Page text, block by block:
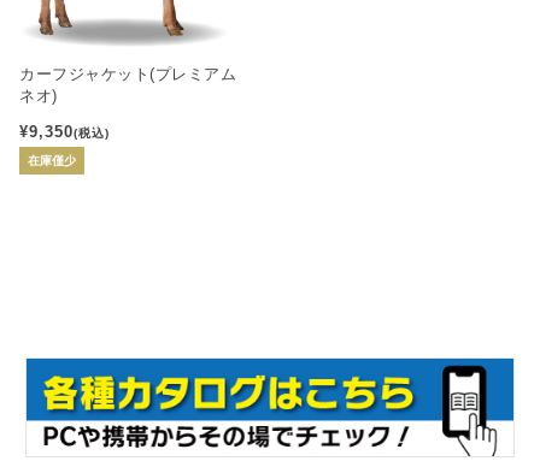
カーフジャケット(プレミアム
ネオ)
¥9,350(税込)
在庫僅少